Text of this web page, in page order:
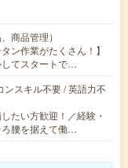
商品管理）
ン作業がたくさん！】
してスタートで…
ンスキル不要 / 英語力不
たい方歓迎！／経験・
腰を据えて働…